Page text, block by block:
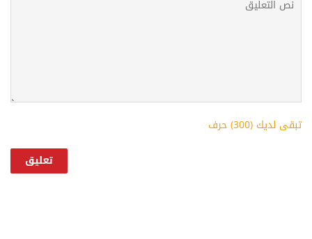
تبقى لديك (300) حرف